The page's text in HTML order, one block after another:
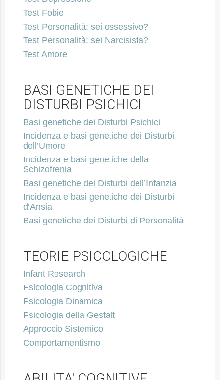
Test Fobie
Test Personalità: sei ossessivo?
Test Personalità: sei Narcisista?
Test Amore
BASI GENETICHE DEI
DISTURBI PSICHICI
Basi genetiche dei Disturbi Psichici
Incidenza e basi genetiche dei Disturbi
dell’Umore
Incidenza e basi genetiche della
Schizofrenia
Basi genetiche dei Disturbi dell’Infanzia
Incidenza e basi genetiche dei Disturbi
d’Ansia
Basi genetiche dei Disturbi di Personalità
TEORIE PSICOLOGICHE
Infant Research
Psicologia Cognitiva
Psicologia Dinamica
Psicologia della Gestalt
Approccio Sistemico
Comportamentismo